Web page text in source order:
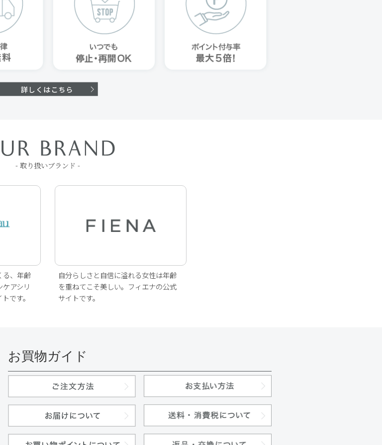
- 取り扱いブランド -
る、年齢
アシリ
です。
自分らしさと自信に溢れる女性は年齢
を重ねてこそ美しい。フィエナの公式
サイトです。
お買物ガイド